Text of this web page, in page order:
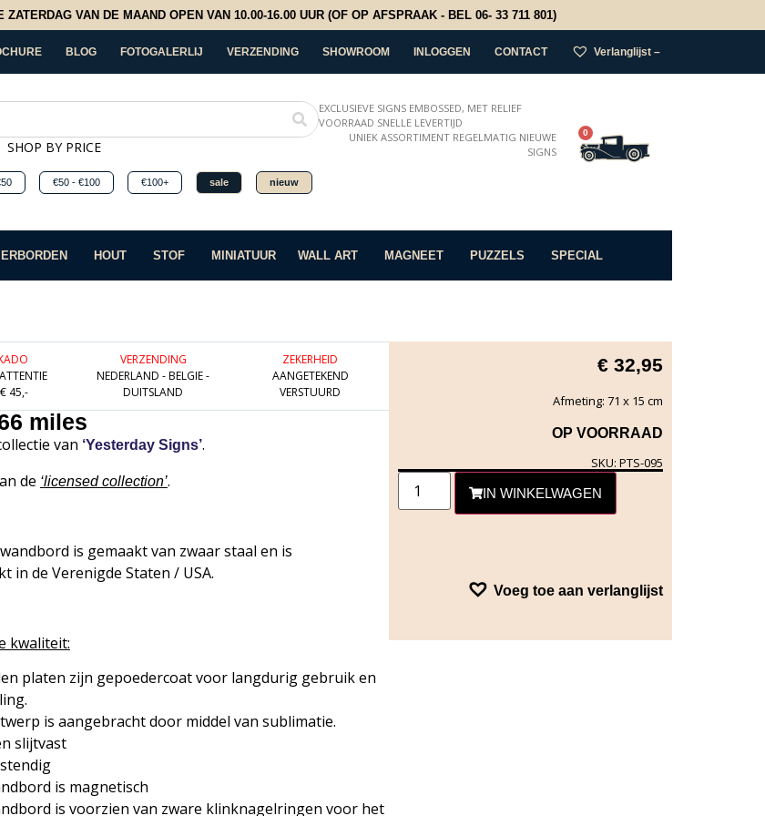
VAN DE MAAND OPEN VAN 10.00-16.00 UUR (OF OP AFSPRAAK - BEL 06- 33 711 801)
BLOG FOTOGALERLIJ VERZENDING SHOWROOM INLOGGEN CONTACT Verlanglijst –
SHOP BY PRICE
€50 - €100 €100+ sale nieuw
EXCLUSIEVE SIGNS EMBOSSED, MET RELIEF
VOORRAAD SNELLE LEVERTIJD
UNIEK ASSORTIMENT REGELMATIG NIEUWE
SIGNS
0
HOUT STOF MINIATUUR WALL ART MAGNEET PUZZELS SPECIAL
45,-
VERZENDING
NEDERLAND - BELGIE -
DUITSLAND
ZEKERHEID
AANGETEKEND
VERSTUURD
miles
van ‘Yesterday Signs’.
de ‘licensed collection’.
is gemaakt van zwaar staal en is
in de Verenigde Staten / USA.
kwaliteit:
platen zijn gepoedercoat voor langdurig gebruik en
is aangebracht door middel van sublimatie.
slijtvast
is magnetisch
is voorzien van zware klinknagelringen voor het
€ 32,95
Afmeting: 71 x 15 cm
OP VOORRAAD
SKU: PTS-095
IN WINKELWAGEN
Voeg toe aan verlanglijst